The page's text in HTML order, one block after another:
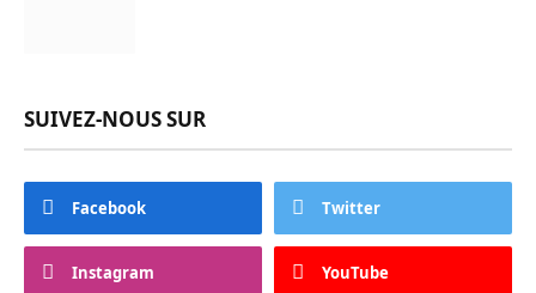
SUIVEZ-NOUS SUR
Facebook Twitter
Instagram YouTube